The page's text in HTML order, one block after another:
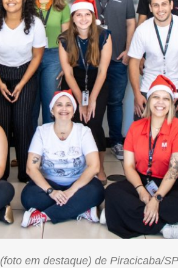
em destaque) de Piracicaba/